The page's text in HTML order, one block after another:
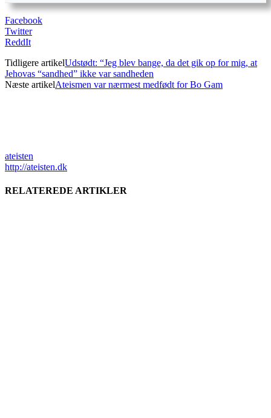
Facebook
Twitter
ReddIt
Tidligere artikelUdstødt: “Jeg blev bange, da det gik op for mig, at
Jehovas “sandhed” ikke var sandheden
Næste artikelAteismen var nærmest medfødt for Bo Gam
ateisten
http://ateisten.dk
RELATEREDE ARTIKLER